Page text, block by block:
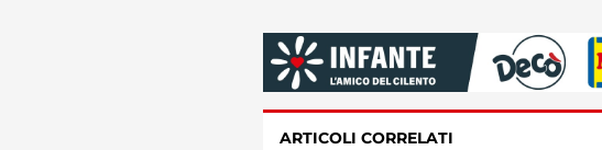
ARTICOLI CORRELATI